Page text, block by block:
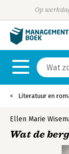
Op
Literatuur en
Ellen Marie
Wat de